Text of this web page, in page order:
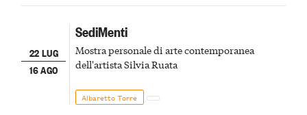
22 LUG
16 AGO
SediMenti
Mostra personale di arte contemporanea
dell'artista Silvia Ruata
Albaretto Torre